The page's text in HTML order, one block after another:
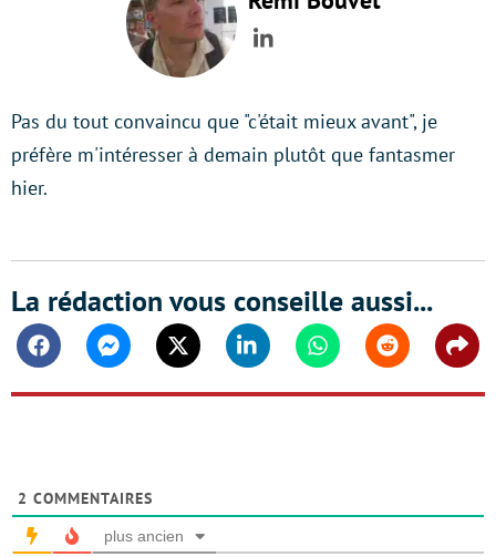
LinkedIn
Pas du tout convaincu que "c'était mieux avant", je
préfère m'intéresser à demain plutôt que fantasmer
hier.
La rédaction vous conseille aussi...
FacebookMessengerTwitter Linkedin WhatsappReddit
2 COMMENTAIRES
plus ancien